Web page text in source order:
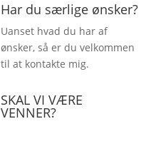
Har du særlige ønsker?
Uanset hvad du har af
ønsker, så er du velkommen
til at kontakte mig.
SKAL VI VÆRE
VENNER?